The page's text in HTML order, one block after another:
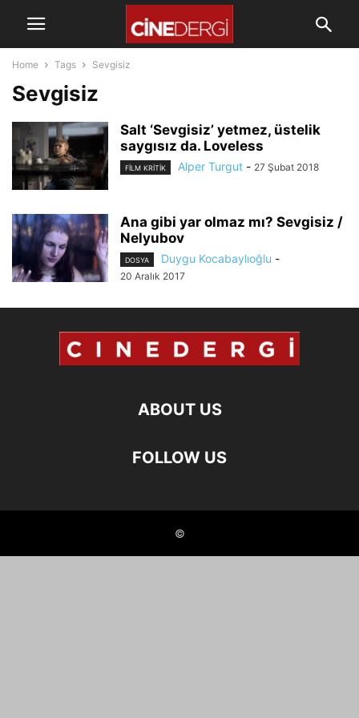
Home Tags Sevgisiz
Sevgisiz
Salt ‘Sevgisiz’ yetmez, üstelik
saygısız da. Loveless
FILM KRITIK Alper Turgut - 27 Şubat 2018
Ana gibi yar olmaz mı? Sevgisiz /
Nelyubov
DOSYA Duygu Kocabaylıoğlu -
20 Aralık 2017
ABOUT US
FOLLOW US
©